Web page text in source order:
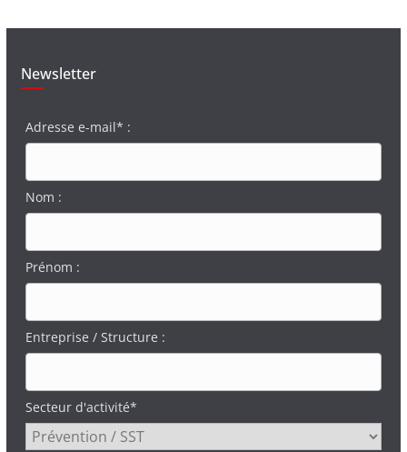
Newsletter
Adresse e-mail* :
Nom :
Prénom :
Entreprise / Structure :
Secteur d'activité*